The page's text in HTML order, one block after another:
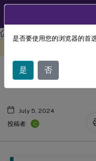
Session Recording
Session
July 5, 2024
投稿者:
C
是否要使用您的浏览器的首
是 否